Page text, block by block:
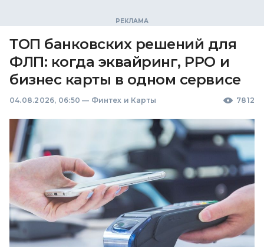
ТОП банковских решений для
ФЛП: когда эквайринг, РРО и
бизнес карты в одном сервисе
04.08.2026, 06:50 — Финтех и Карты 7812